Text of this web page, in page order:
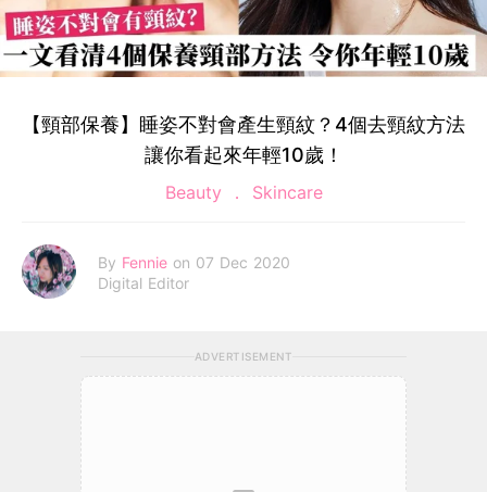
【頸部保養】睡姿不對會產生頸紋？4個去頸紋方法
讓你看起來年輕10歲！
Beauty Skincare
By Fennie on 07 Dec 2020
Digital Editor
ADVERTISEMENT